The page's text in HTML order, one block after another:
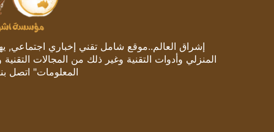
إشراق العالم..موقع شامل تقني إخباري اجتماعي,
المنزلي وأدوات التقنية وغير ذلك من المجالات
المعلومات" اتصل